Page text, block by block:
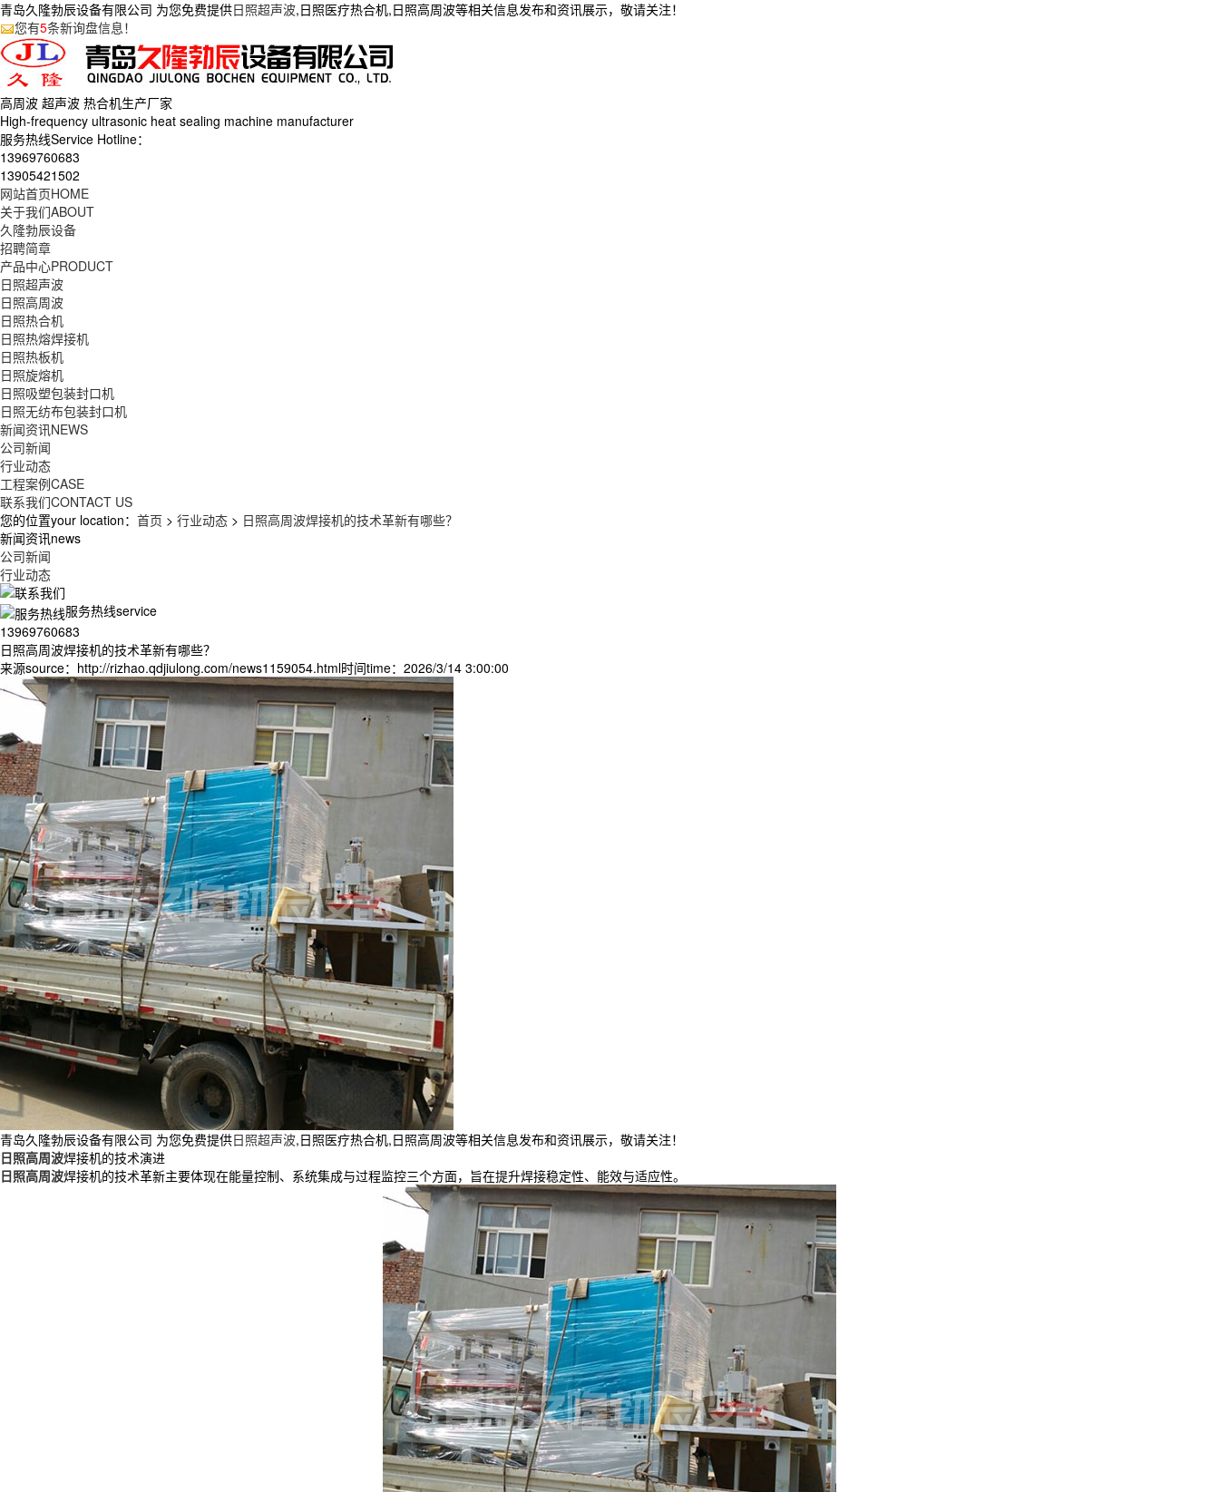
青岛久隆勃辰设备有限公司 为您免费提供日照超声波,日照医疗热合机,日照高周波等相关信息发布和资讯展示，敬请关注！
您有5条新询盘信息！
高周波 超声波 热合机生产厂家
High-frequency ultrasonic heat sealing machine manufacturer
服务热线Service Hotline：
13969760683
13905421502
网站首页HOME
关于我们ABOUT
久隆勃辰设备
招聘简章
产品中心PRODUCT
日照超声波
日照高周波
日照热合机
日照热熔焊接机
日照热板机
日照旋熔机
日照吸塑包装封口机
日照无纺布包装封口机
新闻资讯NEWS
公司新闻
行业动态
工程案例CASE
联系我们CONTACT US
您的位置your location： 首页 > 行业动态 > 日照高周波焊接机的技术革新有哪些？
新闻资讯news
公司新闻
行业动态
服务热线service
13969760683
日照高周波焊接机的技术革新有哪些？
来源source：http://rizhao.qdjiulong.com/news1159054.html时间time：2026/3/14 3:00:00
青岛久隆勃辰设备有限公司 为您免费提供日照超声波,日照医疗热合机,日照高周波等相关信息发布和资讯展示，敬请关注！
日照高周波焊接机的技术演进
日照高周波焊接机的技术革新主要体现在能量控制、系统集成与过程监控三个方面，旨在提升焊接稳定性、能效与适应性。